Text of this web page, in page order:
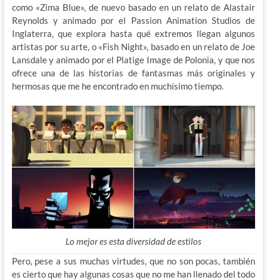
como «Zima Blue», de nuevo basado en un relato de Alastair
Reynolds y animado por el Passion Animation Studios de
Inglaterra, que explora hasta qué extremos llegan algunos
artistas por su arte, o «Fish Night», basado en un relato de Joe
Lansdale y animado por el Platige Image de Polonia, y que nos
ofrece una de las historias de fantasmas más originales y
hermosas que me he encontrado en muchísimo tiempo.
Lo mejor es esta diversidad de estilos
Pero, pese a sus muchas virtudes, que no son pocas, también
es cierto que hay algunas cosas que no me han llenado del todo